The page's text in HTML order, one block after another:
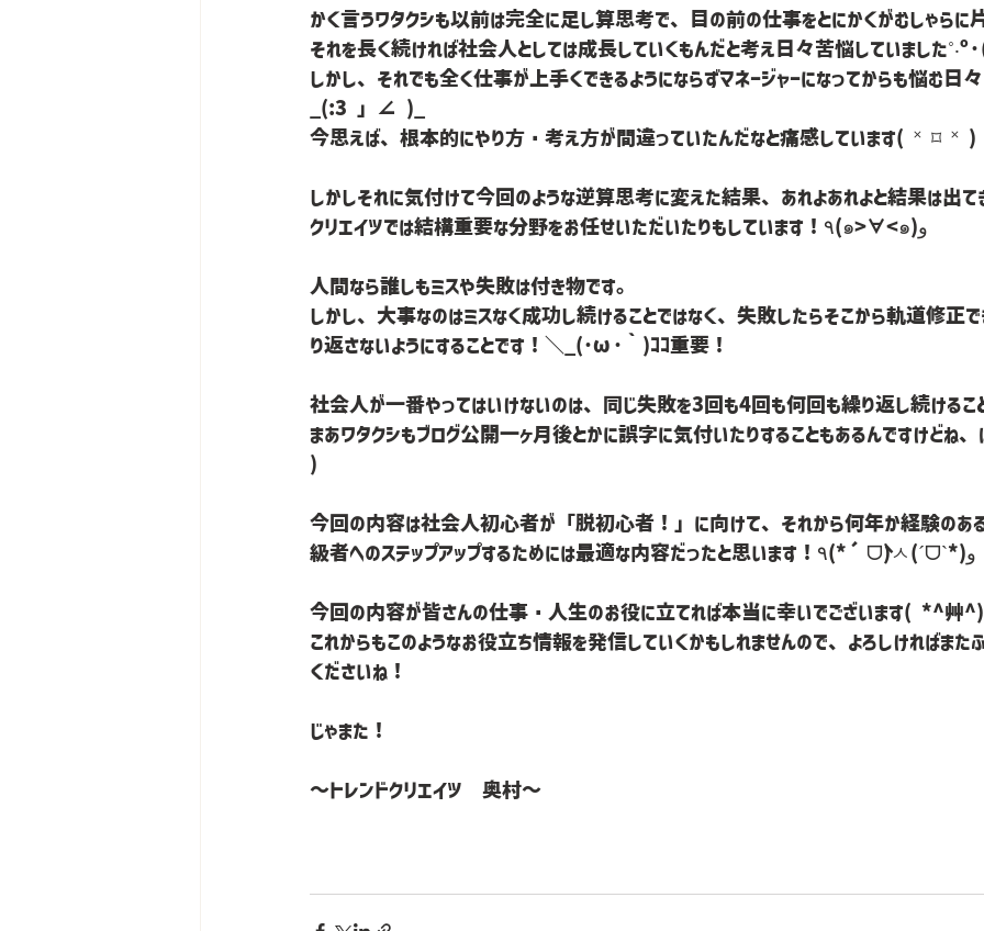
かく言うワタクシも以前は完全に足し算思考で、目の前の仕事をとにかくがむしゃら
それを長く続ければ社会人としては成長していくもんだと考え日々苦悩していました
しかし、それでも全く仕事が上手くできるようにならずマネージャーになってからも悩む日
_(:3 」∠ )_
今思えば、根本的にやり方・考え方が間違っていたんだなと痛感しています( ˟ ⌑ ˟ )
しかしそれに気付けて今回のような逆算思考に変えた結果、あれよあれよと結果は出て
クリエイツでは結構重要な分野をお任せいただいたりもしています！٩(๑>∀<๑)و
人間なら誰しもミスや失敗は付き物です。
しかし、大事なのはミスなく成功し続けることではなく、失敗したらそこから軌道修正で
り返さないようにすることです！＼_(･ω･｀)ｺｺ重要！
社会人が一番やってはいけないのは、同じ失敗を3回も4回も何回も繰り返し続けるこ
まあワタクシもブログ公開一ヶ月後とかに誤字に気付いたりすることもあるんですけど
)
今回の内容は社会人初心者が「脱初心者！」に向けて、それから何年か経験のあ
級者へのステップアップするためには最適な内容だったと思います！٩(*´ᗜ`)ㅅ(ˊᗜˋ*)و
今回の内容が皆さんの仕事・人生のお役に立てれば本当に幸いでございます( *^艸^)
これからもこのようなお役立ち情報を発信していくかもしれませんので、よろしければまた
くださいね！
じゃまた！
〜トレンドクリエイツ　奥村〜